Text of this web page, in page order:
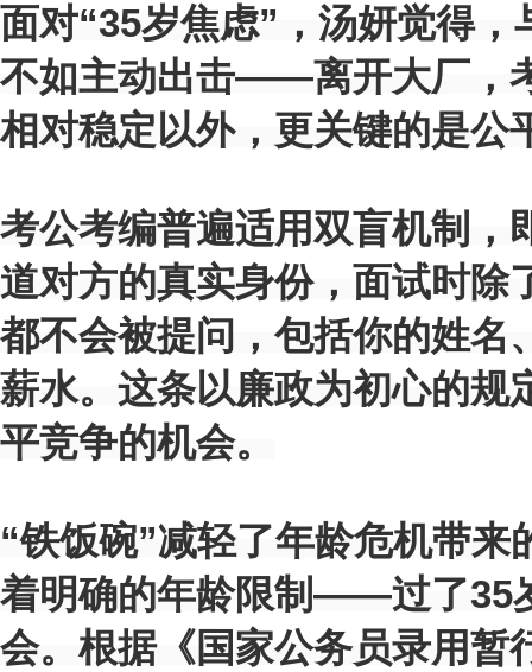
面对“35岁焦虑”，汤妍觉得
不如主动出击——离开大厂，
相对稳定以外，更关键的是公
考公考编普遍适用双盲机制，
道对方的真实身份，面试时除
都不会被提问，包括你的姓名
薪水。这条以廉政为初心的规
平竞争的机会。
“铁饭碗”减轻了年龄危机带
着明确的年龄限制——过了35
会。根据《国家公务员录用暂